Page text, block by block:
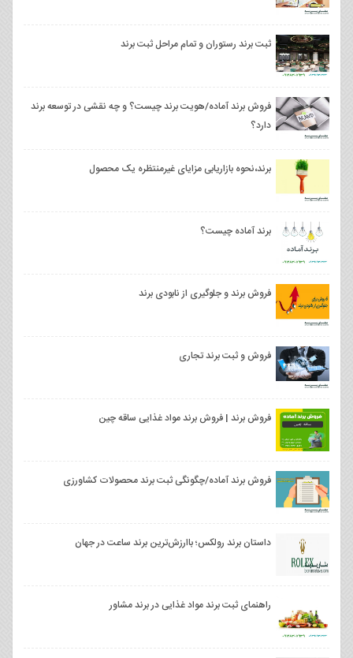
ثبت برند رستوران و تمام مراحل ثبت برند
فروش برند آماده/هویت برند چیست؟ و چه نقشی در توسعه برند
دارد؟
برند،نحوه بازاریابی مزایای غیرمنتظره یک محصول
برند آماده چیست؟
فروش برند و جلوگیری از نابودی برند
فروش و ثبت برند تجاری
فروش برند | فروش برند مواد غذایی ساقه چین
فروش برند آماده/چگونگی ثبت برند محصولات کشاورزی
داستان برند رولکس؛ باارزش‌ترین برند ساعت در جهان
راهنمای ثبت برند مواد غذایی در برند مشاور